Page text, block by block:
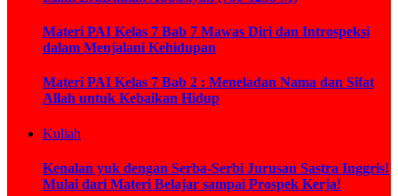
Materi PAI Kelas 7 Bab 7 Mawas Diri dan Introspeksi
dalam Menjalani Kehidupan
Materi PAI Kelas 7 Bab 2 : Meneladan Nama dan Sifat
Allah untuk Kebaikan Hidup
Kuliah
Kenalan yuk dengan Serba-Serbi Jurusan Sastra Inggris!
Mulai dari Materi Belajar sampai Prospek Kerja!